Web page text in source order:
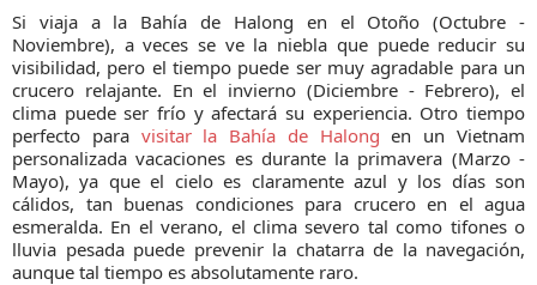
Si viaja a la Bahía de Halong en el Otoño (Octubre -
Noviembre), a veces se ve la niebla que puede reducir su
visibilidad, pero el tiempo puede ser muy agradable para un
crucero relajante. En el invierno (Diciembre - Febrero), el
clima puede ser frío y afectará su experiencia. Otro tiempo
perfecto para visitar la Bahía de Halongen un Vietnam
personalizada vacaciones es durante la primavera (Marzo -
Mayo), ya que el cielo es claramente azul y los días son
cálidos, tan buenas condiciones para crucero en el agua
esmeralda. En el verano, el clima severo tal como tifones o
lluvia pesada puede prevenir la chatarra de la navegación,
aunque tal tiempo es absolutamente raro.